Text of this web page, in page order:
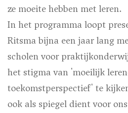
ze moeite hebben met leren.
In het programma loopt
Ritsma bijna een jaar lang
scholen voor
het stigma van 'moeilijk
toekomstperspectief' te
ook als spiegel dient voor